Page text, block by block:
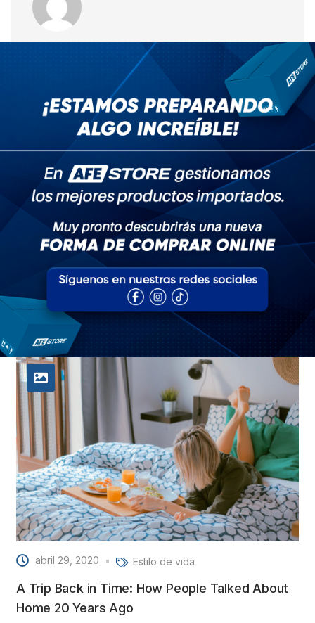
All Author Posts
PREVIOUS
Addicted to Home? Us Too 6 Reasons We Just
Can’t Stop
Nutrients needed for bones and joints
Related Posts
abril 29, 2020 Estilo de vida
A Trip Back in Time: How People Talked About
Home 20 Years Ago